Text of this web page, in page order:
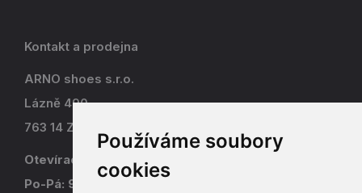
Používáme soubory
cookies
Kontakt a prodejna
ARNO shoes s.r.o.
Lázně 490
763 14 Zlín - Kostelec
Otevírací doba
Po-Pá: 9-17